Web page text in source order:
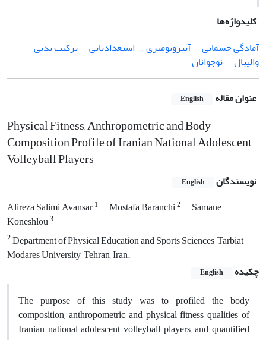
کلیدواژه‌ها
آمادگی جسمانی
آنتروپومتری استعدادیابی
ترکیب بدنی
والیبال
نوجوانان
عنوان مقاله English
Physical Fitness, Anthropometric and Body
Composition Profile of Iranian National Adolescent
Volleyball Players
نویسندگان English
Alireza Salimi Avansar1 Mostafa Baranchi2
Samane
Koneshlou3
2Department of Physical Education and Sports Sciences, Tarbiat
Modares University, Tehran, Iran.
چکیده
English
The purpose of this study was to profiled the body
composition, anthropometric and physical fitness qualities of
Iranian national adolescent volleyball players, and quantified